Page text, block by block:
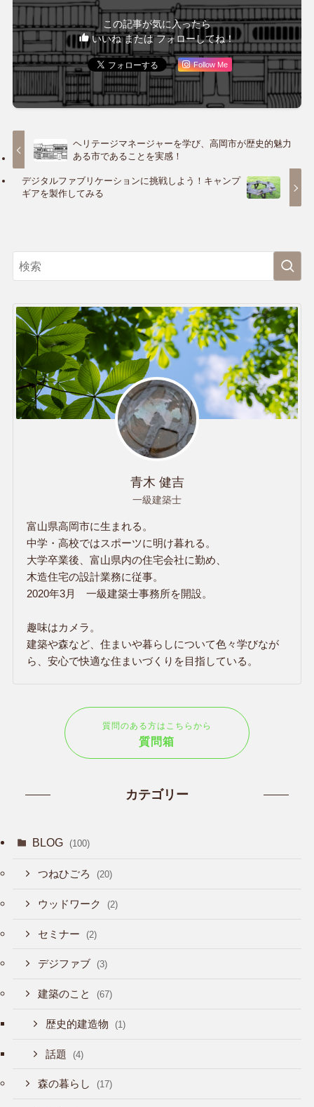
この記事が気に入ったら
いいね または フォローしてね！
Follow Me
ヘリテージマネージャーを学び、高岡市が歴史的魅力
ある市であることを実感！
デジタルファブリケーションに挑戦しよう！キャンプ
ギアを製作してみる
青木 健吉
一級建築士
富山県高岡市に生まれる。
中学・高校ではスポーツに明け暮れる。
大学卒業後、富山県内の住宅会社に勤め、
木造住宅の設計業務に従事。
2020年3月 一級建築士事務所を開設。
趣味はカメラ。
建築や森など、住まいや暮らしについて色々学びなが
ら、安心で快適な住まいづくりを目指している。
質問のある方はこちらから
質問箱
カテゴリー
BLOG (100)
つねひごろ (20)
ウッドワーク (2)
セミナー (2)
デジファブ (3)
建築のこと (67)
歴史的建造物 (1)
話題 (4)
森の暮らし (17)